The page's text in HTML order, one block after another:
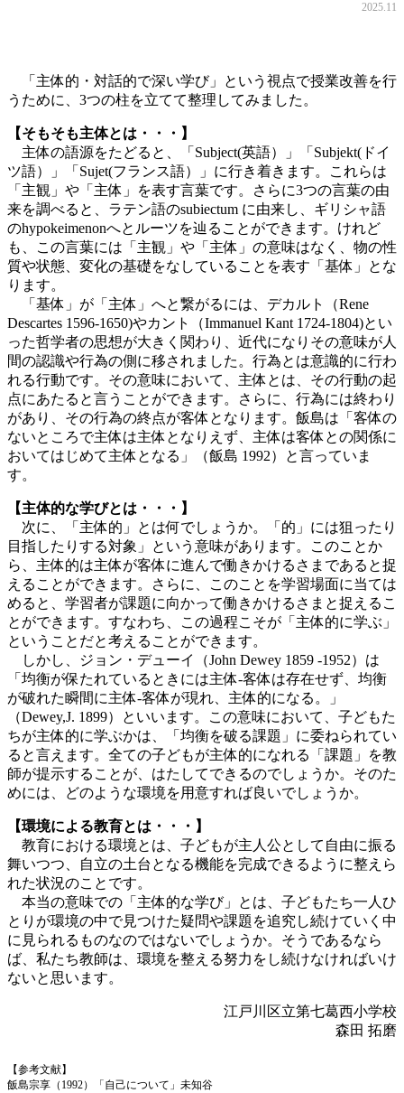
2025.11
「主体的・対話的で深い学び」という視点で授業改善を行
うために、3つの柱を立てて整理してみました。
【そもそも主体とは・・・】
主体の語源をたどると、「Subject(英語）」「Subjekt(ドイ
ツ語）」「Sujet(フランス語）」に行き着きます。これらは
「主観」や「主体」を表す言葉です。さらに3つの言葉の由
来を調べると、ラテン語のsubiectum に由来し、ギリシャ語
のhypokeimenonへとルーツを辿ることができます。けれど
も、この言葉には「主観」や「主体」の意味はなく、物の性
質や状態、変化の基礎をなしていることを表す「基体」とな
ります。
「基体」が「主体」へと繋がるには、デカルト（Rene
Descartes 1596-1650)やカント（Immanuel Kant 1724-1804)とい
った哲学者の思想が大きく関わり、近代になりその意味が人
間の認識や行為の側に移されました。行為とは意識的に行わ
れる行動です。その意味において、主体とは、その行動の起
点にあたると言うことができます。さらに、行為には終わり
があり、その行為の終点が客体となります。飯島は「客体の
ないところで主体は主体となりえず、主体は客体との関係に
おいてはじめて主体となる」（飯島 1992）と言っていま
す。
【主体的な学びとは・・・】
次に、「主体的」とは何でしょうか。「的」には狙ったり
目指したりする対象」という意味があります。このことか
ら、主体的は主体が客体に進んで働きかけるさまであると捉
えることができます。さらに、このことを学習場面に当ては
めると、学習者が課題に向かって働きかけるさまと捉えるこ
とができます。すなわち、この過程こそが「主体的に学ぶ」
ということだと考えることができます。
しかし、ジョン・デューイ（John Dewey 1859 -1952）は
「均衡が保たれているときには主体-客体は存在せず、均衡
が破れた瞬間に主体-客体が現れ、主体的になる。」
（Dewey,J. 1899）といいます。この意味において、子どもた
ちが主体的に学ぶかは、「均衡を破る課題」に委ねられてい
ると言えます。全ての子どもが主体的になれる「課題」を教
師が提示することが、はたしてできるのでしょうか。そのた
めには、どのような環境を用意すれば良いでしょうか。
【環境による教育とは・・・】
教育における環境とは、子どもが主人公として自由に振る
舞いつつ、自立の土台となる機能を完成できるように整えら
れた状況のことです。
本当の意味での「主体的な学び」とは、子どもたち一人ひ
とりが環境の中で見つけた疑問や課題を追究し続けていく中
に見られるものなのではないでしょうか。そうであるなら
ば、私たち教師は、環境を整える努力をし続けなければいけ
ないと思います。
江戸川区立第七葛西小学校
森田 拓磨
【参考文献】
飯島宗享（1992）「自己について」未知谷